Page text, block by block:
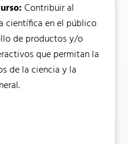
Contribuir al
científica en el público
de productos y/o
que permitan la
de la ciencia y la